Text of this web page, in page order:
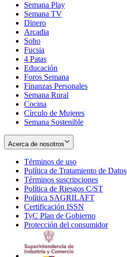
Semana Play
Semana TV
Dinero
Arcadia
Soho
in
new
window
Fucsia
in
new
window
4 Patas
Educación
Foros Semana
Finanzas Personales
Semana Rural
Cocina
Círculo de Mujeres
Semana Sostenible
Acerca de nosotros
Términos de uso
in
new
window
Política de Tratamiento de Datos
Términos suscripciones
in
Política de Riesgos C/ST
Política SAGRILAFT
new
window
Certificación ISSN
in
new
TyC Plan de Gobierno
in
Protección del consumidorOpens